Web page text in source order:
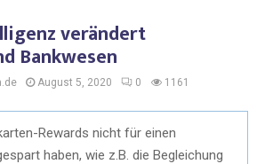
verändert
Bankwesen
August 5, 2020 0 1161
Rewards nicht für einen
haben, wie z.B. die Begleichung